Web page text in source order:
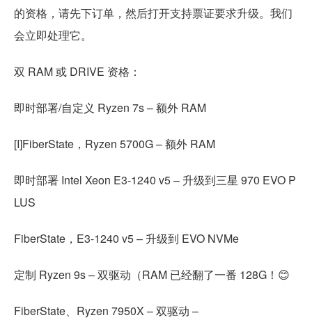
的资格，请先下订单，然后打开支持票证要求升级。我们
会立即处理它。
双 RAM 或 DRIVE 资格：
即时部署/自定义 Ryzen 7s – 额外 RAM
[I]FiberState，Ryzen 5700G – 额外 RAM
即时部署 Intel Xeon E3-1240 v5 – 升级到三星 970 EVO P
LUS
FiberState，E3-1240 v5 – 升级到 EVO NVMe
定制 Ryzen 9s – 双驱动（RAM 已经翻了一番 128G！😊
FiberState、Ryzen 7950X – 双驱动 –